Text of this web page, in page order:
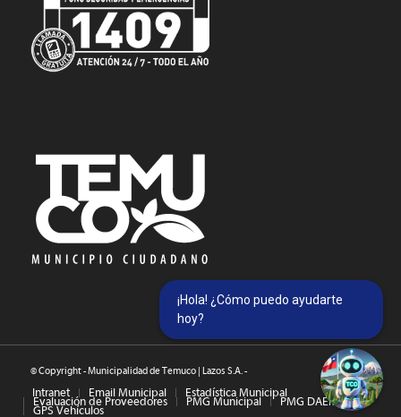
© Copyright - Municipalidad de Temuco | Lazos S.A. -
Intranet Email Municipal Estadística Municipal
Evaluación de Proveedores PMG Municipal PMG DAEM
GPS Vehículos
¡Hola! ¿Cómo puedo ayudarte
hoy?